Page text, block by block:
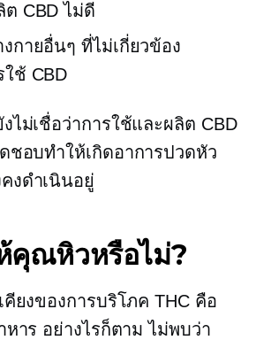
CBD ไม่ดี
กายอื่นๆ ที่ไม่เกี่ยวข้อง
ช้ CBD
ไม่เชื่อว่าการใช้และผลิต CBD
ชอบทำให้เกิดอาการปวดหัว
งดำเนินอยู่
คุณหิวหรือไม่?
คียงของการบริโภค THC คือ
หาร อย่างไรก็ตาม ไม่พบว่า